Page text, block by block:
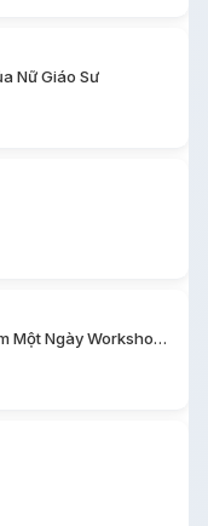
Nữ Giáo Sư
[KHÔNG CHE] Trải Nghiệm Một Ngày Workshop BDSM